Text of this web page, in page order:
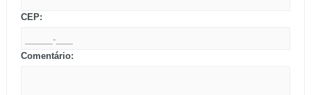
CEP:
Comentário: